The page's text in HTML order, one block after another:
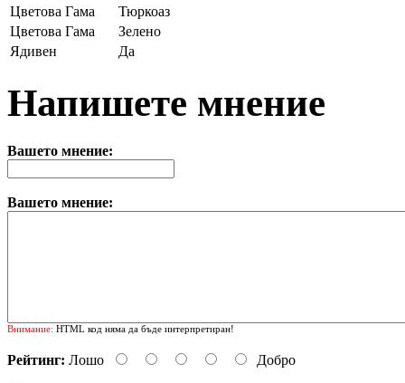
Цветова Гама
Тюркоаз
Цветова Гама
Зелено
Ядивен
Да
Напишете мнение
Вашето мнение:
Вашето мнение:
Внимание: HTML код няма да бъде интерпретиран!
Рейтинг: Лошо Добро